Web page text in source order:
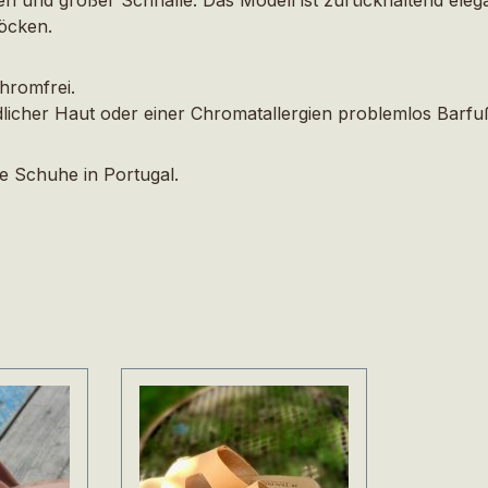
Haut oder einer Chromatallergien problemlos
Schuhe in Portugal.